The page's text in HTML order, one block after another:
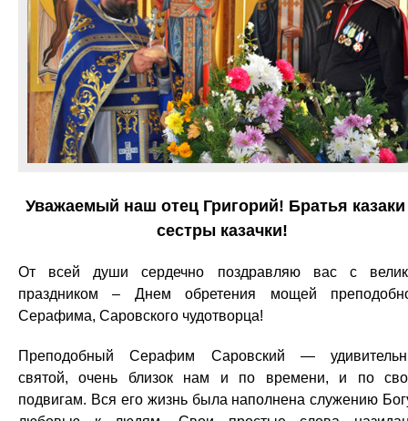
Уважаемый наш отец Григорий! Братья казаки
сестры казачки!
От всей души сердечно поздравляю вас с
праздником – Днем обретения мощей
Серафима, Саровского чудотворца!
Преподобный Серафим Саровский —
святой, очень близок нам и по времени, и по
подвигам. Вся его жизнь была наполнена служению